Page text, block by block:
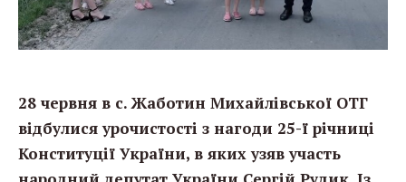
28 червня в с. Жаботин Михайлівської ОТГ
відбулися урочистості з нагоди 25-ї річниці
Конституції України, в яких узяв участь